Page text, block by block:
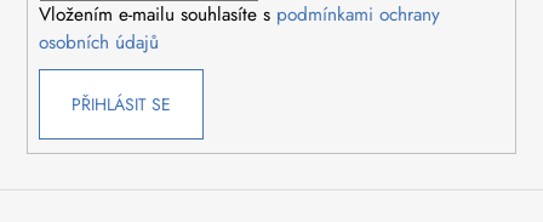
u
č
Vložením e-mailu souhlasíte s podmínkami ochrany
osobních údajů
PŘIHLÁSIT SE